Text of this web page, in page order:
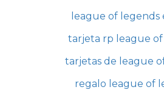
league of legends
tarjeta rp league
tarjetas de league
regalo league of